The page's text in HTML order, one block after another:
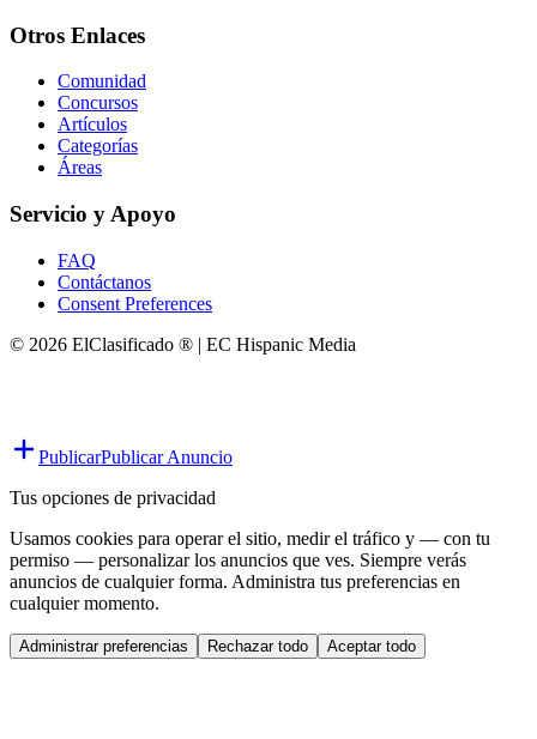
Otros Enlaces
Comunidad
Concursos
Artículos
Categorías
Áreas
Servicio y Apoyo
FAQ
Contáctanos
Consent Preferences
© 2026 ElClasificado ® | EC Hispanic Media
PublicarPublicar Anuncio
Tus opciones de privacidad
Usamos cookies para operar el sitio, medir el tráfico y — con tu
permiso — personalizar los anuncios que ves. Siempre verás
anuncios de cualquier forma. Administra tus preferencias en
cualquier momento.
Administrar preferencias Rechazar todo Aceptar todo